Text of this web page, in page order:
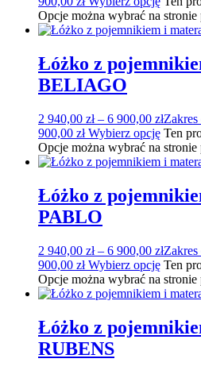
Opcje można wybrać na stronie
Łóżko z
BELIAGO
2 940,00 zł – 6 900,00 złZakres
900,00 zł Wybierz opcję Ten
Opcje można wybrać na stronie
Łóżko z
PABLO
2 940,00 zł – 6 900,00 złZakres
900,00 zł Wybierz opcję Ten
Opcje można wybrać na stronie
Łóżko z
RUBENS